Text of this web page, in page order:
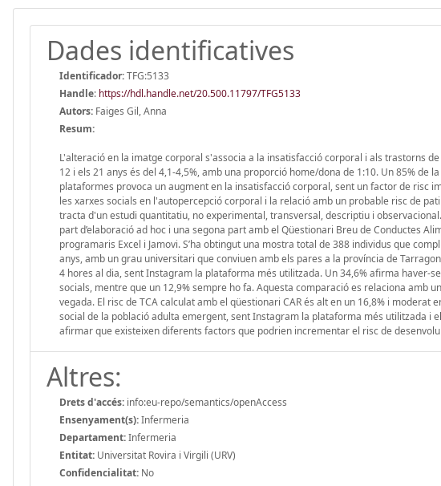
Dades identificatives
Identificador:TFG:5133
Handle: https://hdl.handle.net/20.500.11797/TFG5133
Autors: Faiges Gil, Anna
Resum:
L'alteració en la imatge corporal s'associa a la insatisfacció corporal i als trastorns
12 i els 21 anys és del 4,1-4,5%, amb una proporció home/dona de 1:10. Un 85%
plataformes provoca un augment en la insatisfacció corporal, sent un factor de risc
les xarxes socials en l'autopercepció corporal i la relació amb un probable risc de
tracta d'un estudi quantitatiu, no experimental, transversal, descriptiu i
part d’elaboració ad hoc i una segona part amb el Qüestionari Breu de Conductes
programaris Excel i Jamovi. S’ha obtingut una mostra total de 388 individus que
anys, amb un grau universitari que conviuen amb els pares a la província de
4 hores al dia, sent Instagram la plataforma més utilitzada. Un 34,6% afirma haver-
socials, mentre que un 12,9% sempre ho fa. Aquesta comparació es relaciona amb
vegada. El risc de TCA calculat amb el qüestionari CAR és alt en un 16,8% i
social de la població adulta emergent, sent Instagram la plataforma més utilitzada i
afirmar que existeixen diferents factors que podrien incrementar el risc de
Altres:
Drets d'accés: info:eu-repo/semantics/openAccess
Ensenyament(s):Infermeria
Departament:Infermeria
Entitat: Universitat Rovira i Virgili (URV)
Confidencialitat: No